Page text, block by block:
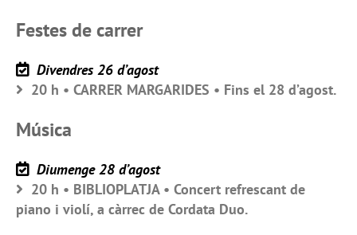
Festes de carrer
Divendres 26 d’agost
20 h • CARRER MARGARIDES • Fins el 28 d’agost.
Música
Diumenge 28 d’agost
20 h • BIBLIOPLATJA • Concert refrescant de
piano i violí, a càrrec de Cordata Duo.